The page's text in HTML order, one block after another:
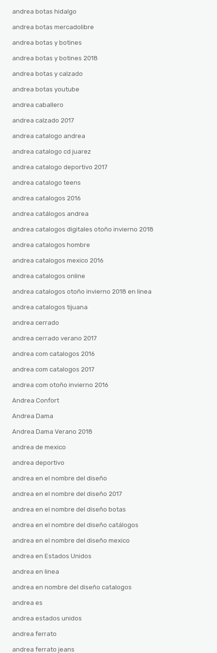
andrea botas hidalgo
andrea botas mercadolibre
andrea botas y botines
andrea botas y botines 2018
andrea botas y calzado
andrea botas youtube
andrea caballero
andrea calzado 2017
andrea catalogo andrea
andrea catalogo cd juarez
andrea catalogo deportivo 2017
andrea catalogo teens
andrea catalogos 2016
andrea catálogos andrea
andrea catalogos digitales otoño invierno 2018
andrea catalogos hombre
andrea catalogos mexico 2016
andrea catalogos online
andrea catalogos otoño invierno 2018 en linea
andrea catalogos tijuana
andrea cerrado
andrea cerrado verano 2017
andrea com catalogos 2016
andrea com catalogos 2017
andrea com otoño invierno 2016
Andrea Confort
Andrea Dama
Andrea Dama Verano 2018
andrea de mexico
andrea deportivo
andrea en el nombre del diseño
andrea en el nombre del diseño 2017
andrea en el nombre del diseño botas
andrea en el nombre del diseño catálogos
andrea en el nombre del diseño mexico
andrea en Estados Unidos
andrea en linea
andrea en nombre del diseño catalogos
andrea es
andrea estados unidos
andrea ferrato
andrea ferrato jeans